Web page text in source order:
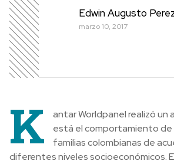
Edwin Augusto
marzo 10, 2017
K
antar Worldpanel realizó un
está el comportamiento de
familias colombianas de
diferentes niveles socioeconómicos.